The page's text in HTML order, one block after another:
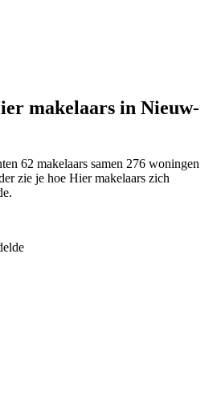
makelaars in Nieuw-
62 makelaars samen 276 woningen
zie je hoe Hier makelaars zich